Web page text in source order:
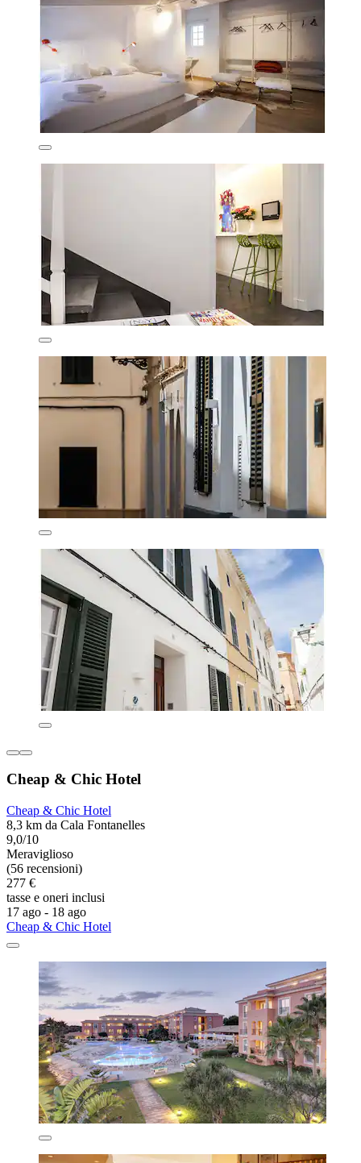
Cheap & Chic Hotel
Cheap & Chic Hotel
8,3 km da Cala Fontanelles
9,0/10
Meraviglioso
(56 recensioni)
277 €
tasse e oneri inclusi
17 ago - 18 ago
Cheap & Chic Hotel